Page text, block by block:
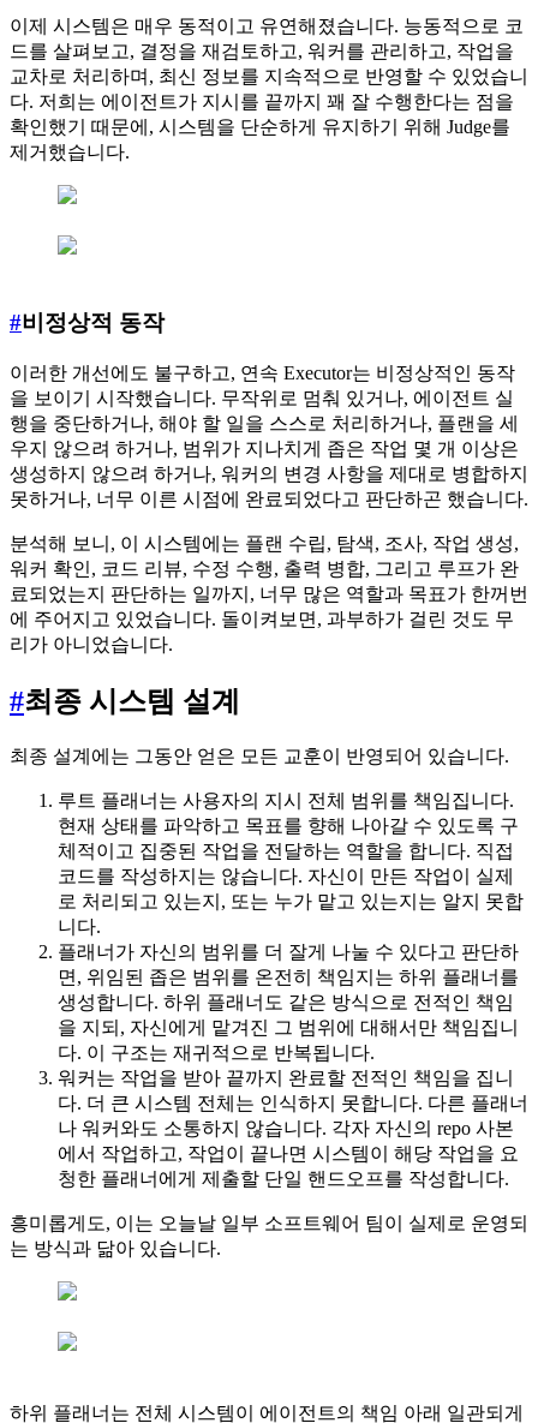
이제 시스템은 매우 동적이고 유연해졌습니다. 능동적으로 코
드를 살펴보고, 결정을 재검토하고, 워커를 관리하고, 작업을
교차로 처리하며, 최신 정보를 지속적으로 반영할 수 있었습니
다. 저희는 에이전트가 지시를 끝까지 꽤 잘 수행한다는 점을
확인했기 때문에, 시스템을 단순하게 유지하기 위해 Judge를
제거했습니다.
#비정상적 동작
이러한 개선에도 불구하고, 연속 Executor는 비정상적인 동작
을 보이기 시작했습니다. 무작위로 멈춰 있거나, 에이전트 실
행을 중단하거나, 해야 할 일을 스스로 처리하거나, 플랜을 세
우지 않으려 하거나, 범위가 지나치게 좁은 작업 몇 개 이상은
생성하지 않으려 하거나, 워커의 변경 사항을 제대로 병합하지
못하거나, 너무 이른 시점에 완료되었다고 판단하곤 했습니다.
분석해 보니, 이 시스템에는 플랜 수립, 탐색, 조사, 작업 생성,
워커 확인, 코드 리뷰, 수정 수행, 출력 병합, 그리고 루프가 완
료되었는지 판단하는 일까지, 너무 많은 역할과 목표가 한꺼번
에 주어지고 있었습니다. 돌이켜보면, 과부하가 걸린 것도 무
리가 아니었습니다.
#최종 시스템 설계
최종 설계에는 그동안 얻은 모든 교훈이 반영되어 있습니다.
루트 플래너는 사용자의 지시 전체 범위를 책임집니다.
현재 상태를 파악하고 목표를 향해 나아갈 수 있도록 구
체적이고 집중된 작업을 전달하는 역할을 합니다. 직접
코드를 작성하지는 않습니다. 자신이 만든 작업이 실제
로 처리되고 있는지, 또는 누가 맡고 있는지는 알지 못합
니다.
플래너가 자신의 범위를 더 잘게 나눌 수 있다고 판단하
면, 위임된 좁은 범위를 온전히 책임지는 하위 플래너를
생성합니다. 하위 플래너도 같은 방식으로 전적인 책임
을 지되, 자신에게 맡겨진 그 범위에 대해서만 책임집니
다. 이 구조는 재귀적으로 반복됩니다.
워커는 작업을 받아 끝까지 완료할 전적인 책임을 집니
다. 더 큰 시스템 전체는 인식하지 못합니다. 다른 플래너
나 워커와도 소통하지 않습니다. 각자 자신의 repo 사본
에서 작업하고, 작업이 끝나면 시스템이 해당 작업을 요
청한 플래너에게 제출할 단일 핸드오프를 작성합니다.
흥미롭게도, 이는 오늘날 일부 소프트웨어 팀이 실제로 운영되
는 방식과 닮아 있습니다.
하위 플래너는 전체 시스템이 에이전트의 책임 아래 일관되게